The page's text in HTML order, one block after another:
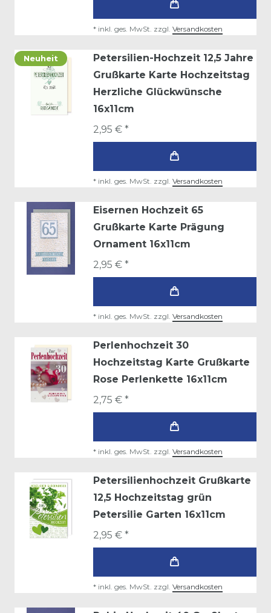
* inkl. ges. MwSt. zzgl. Versandkosten
Neuheit
Petersilien-Hochzeit 12,5 Jahre
Grußkarte Karte Hochzeitstag
Herzliche Glückwünsche
16x11cm
2,95 € *
* inkl. ges. MwSt. zzgl. Versandkosten
Eisernen Hochzeit 65
Grußkarte Karte Prägung
Ornament 16x11cm
2,95 € *
* inkl. ges. MwSt. zzgl. Versandkosten
Perlenhochzeit 30
Hochzeitstag Karte Grußkarte
Rose Perlenkette 16x11cm
2,75 € *
* inkl. ges. MwSt. zzgl. Versandkosten
Petersilienhochzeit Grußkarte
12,5 Hochzeitstag grün
Petersilie Garten 16x11cm
2,95 € *
* inkl. ges. MwSt. zzgl. Versandkosten